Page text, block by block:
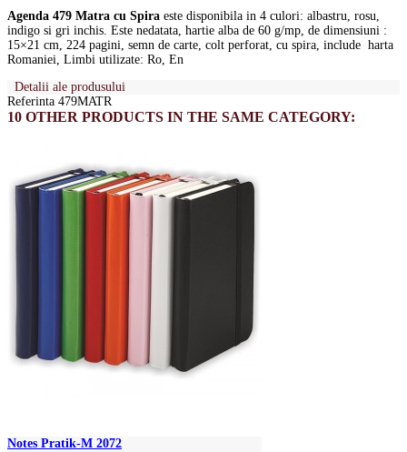
Agenda 479 Matra cu Spira este disponibila in 4 culori: albastru, rosu,
indigo si gri inchis. Este nedatata, hartie alba de 60 g/mp, de dimensiuni :
15×21 cm, 224 pagini, semn de carte, colt perforat, cu spira, include harta
Romaniei, Limbi utilizate: Ro, En
Detalii ale produsului
Referinta 479MATR
10 OTHER PRODUCTS IN THE SAME CATEGORY:
Notes Pratik-M 2072